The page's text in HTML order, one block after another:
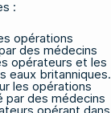
:
opérations
des médecins
opérateurs et les
eaux britanniques.
les opérations
par des médecins